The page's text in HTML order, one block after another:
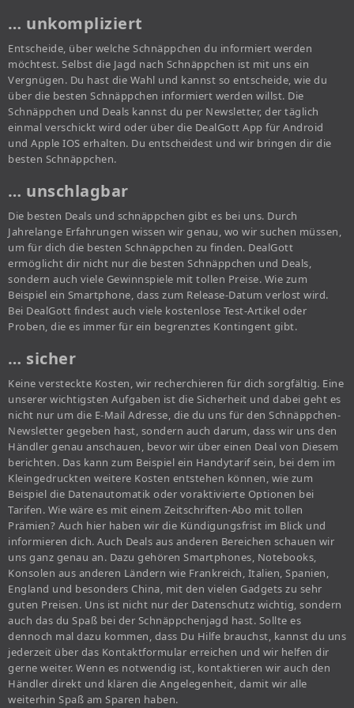
… unkompliziert
Entscheide, über welche Schnäppchen du informiert werden
möchtest. Selbst die Jagd nach Schnäppchen ist mit uns ein
Vergnügen. Du hast die Wahl und kannst so entscheide, wie du
über die besten Schnäppchen informiert werden willst. Die
Schnäppchen und Deals kannst du per Newsletter, der täglich
einmal verschickt wird oder über die DealGott App für Android
und Apple IOS erhalten. Du entscheidest und wir bringen dir die
besten Schnäppchen.
… unschlagbar
Die besten Deals und schnäppchen gibt es bei uns. Durch
Jahrelange Erfahrungen wissen wir genau, wo wir suchen müssen,
um für dich die besten Schnäppchen zu finden. DealGott
ermöglicht dir nicht nur die besten Schnäppchen und Deals,
sondern auch viele Gewinnspiele mit tollen Preise. Wie zum
Beispiel ein Smartphone, dass zum Release-Datum verlost wird.
Bei DealGott findest auch viele kostenlose Test-Artikel oder
Proben, die es immer für ein begrenztes Kontingent gibt.
… sicher
Keine versteckte Kosten, wir recherchieren für dich sorgfältig. Eine
unserer wichtigsten Aufgaben ist die Sicherheit und dabei geht es
nicht nur um die E-Mail Adresse, die du uns für den Schnäppchen-
Newsletter gegeben hast, sondern auch darum, dass wir uns den
Händler genau anschauen, bevor wir über einen Deal von Diesem
berichten. Das kann zum Beispiel ein Handytarif sein, bei dem im
Kleingedruckten weitere Kosten entstehen können, wie zum
Beispiel die Datenautomatik oder voraktivierte Optionen bei
Tarifen. Wie wäre es mit einem Zeitschriften-Abo mit tollen
Prämien? Auch hier haben wir die Kündigungsfrist im Blick und
informieren dich. Auch Deals aus anderen Bereichen schauen wir
uns ganz genau an. Dazu gehören Smartphones, Notebooks,
Konsolen aus anderen Ländern wie Frankreich, Italien, Spanien,
England und besonders China, mit den vielen Gadgets zu sehr
guten Preisen. Uns ist nicht nur der Datenschutz wichtig, sondern
auch das du Spaß bei der Schnäppchenjagd hast. Sollte es
dennoch mal dazu kommen, dass Du Hilfe brauchst, kannst du uns
jederzeit über das Kontaktformular erreichen und wir helfen dir
gerne weiter. Wenn es notwendig ist, kontaktieren wir auch den
Händler direkt und klären die Angelegenheit, damit wir alle
weiterhin Spaß am Sparen haben.